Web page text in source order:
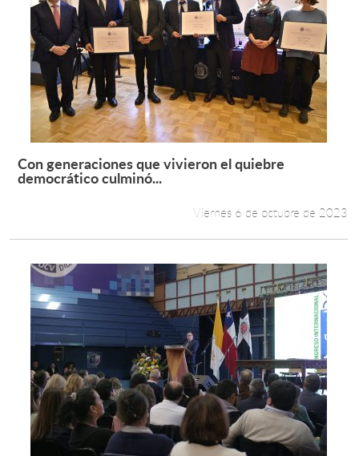
Leer más +
Con generaciones que vivieron el quiebre
democrático culminó...
Viernes 6 de octubre de 2023